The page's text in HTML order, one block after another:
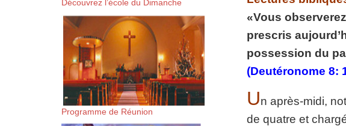
suis-sans-rien-a-moi.mp3 http://
content/uploads/2018/06/Es-tu-lasse-rempli-de-
Découvrez l’école du Dimanche
Programme de Réunion
«Vous
prescris
possession du
(Deutéronome 8:
Un après-midi,
de quatre et